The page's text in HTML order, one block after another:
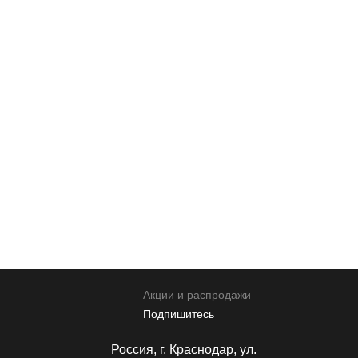
Акции и распродажи
Подпишитесь
Россия, г. Краснодар, ул.